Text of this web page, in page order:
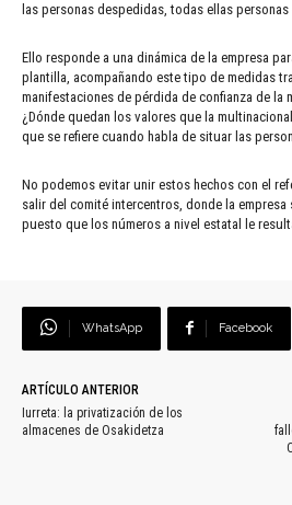
las personas despedidas, todas ellas
Ello responde a una dinámica de la empresa
plantilla, acompañando este tipo de medidas
manifestaciones de pérdida de confianza de la
¿Dónde quedan los valores que la
que se refiere cuando habla de situar las
No podemos evitar unir estos hechos con el
salir del comité intercentros, donde la empresa
puesto que los números a nivel estatal le
WhatsApp Facebook
ARTÍCULO ANTERIOR
Iurreta: la privatización de los
almacenes de Osakidetza